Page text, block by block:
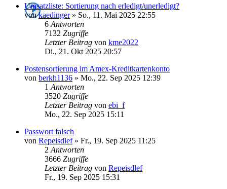
Umsatzliste: Sortierung nach erledigt/unerledigt?
vonkaedinger» So., 11. Mai 2025 22:55
6 Antworten
7132 Zugriffe
Letzter Beitrag von kme2022
Di., 21. Okt 2025 20:57
Postensortierung im Amex-Kreditkartenkonto
von berkh1136 » Mo., 22. Sep 2025 12:39
1 Antworten
3520 Zugriffe
Letzter Beitrag von ebi_f
Mo., 22. Sep 2025 15:11
Passwort falsch
von Repeisdlef» Fr., 19. Sep 2025 11:25
2 Antworten
3666 Zugriffe
Letzter Beitrag von Repeisdlef
Fr., 19. Sep 2025 15:31